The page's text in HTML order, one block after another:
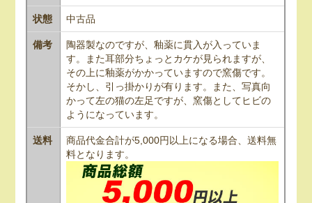
状態 中古品
備考
陶器製なのですが、釉薬に貫入が入っていま
す。また耳部分ちょっとカケが見られますが、
その上に釉薬がかかっていますので窯傷です。
そかし、引っ掛かりが有ります。また、写真向
かって左の猫の左足ですが、窯傷としてヒビの
ようになっています。
送料
商品代金合計が5,000円以上になる場合、送料無
料となります。